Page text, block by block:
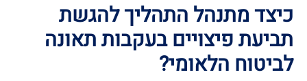
כיצד מתנהל התהליך להגשת
תביעת פיצויים בעקבות תאונה
לביטוח הלאומי?